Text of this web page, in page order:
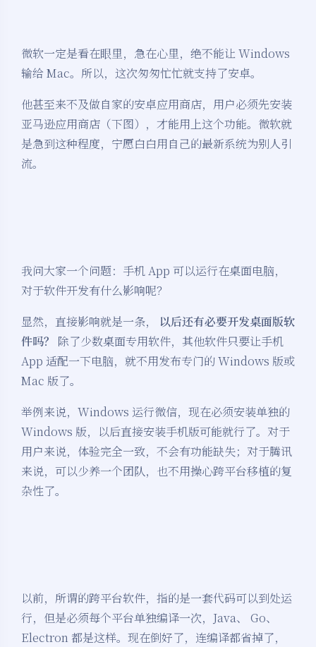
微软一定是看在眼里，急在心里，绝不能让 Windows
输给 Mac。所以，这次匆匆忙忙就支持了安卓。
他甚至来不及做自家的安卓应用商店，用户必须先安装
亚马逊应用商店（下图），才能用上这个功能。微软就
是急到这种程度，宁愿白白用自己的最新系统为别人引
流。
我问大家一个问题：手机 App 可以运行在桌面电脑，
对于软件开发有什么影响呢？
显然，直接影响就是一条， 以后还有必要开发桌面版软
件吗？
除了少数桌面专用软件，其他软件只要让手机
App 适配一下电脑，就不用发布专门的 Windows 版或
Mac 版了。
举例来说，Windows 运行微信，现在必须安装单独的
Windows 版，以后直接安装手机版可能就行了。对于
用户来说，体验完全一致，不会有功能缺失；对于腾讯
来说，可以少养一个团队，也不用操心跨平台移植的复
杂性了。
以前，所谓的跨平台软件，指的是一套代码可以到处运
行，但是必须每个平台单独编译一次，Java、 Go、
Electron 都是这样。现在倒好了，连编译都省掉了，